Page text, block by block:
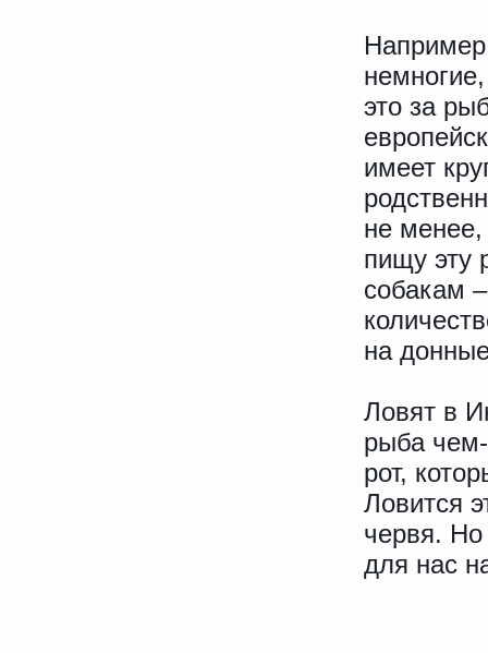
это за
имеет
не менее,
пищу эту
собакам
на
Ловят в
рыба
рот,
Ловится
червя. Но
для нас